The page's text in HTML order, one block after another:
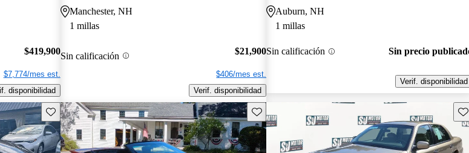
$419,900
$7,774/mes est.
disponibilidad
Manchester, NH
1 millas
Sin calificación $21,900
$406/mes est.
Verif. disponibilidad
Auburn, NH
1 millas
Sin calificación Sin precio
Verif. disponibilidad
Guarda este Aviso Guarda este Aviso